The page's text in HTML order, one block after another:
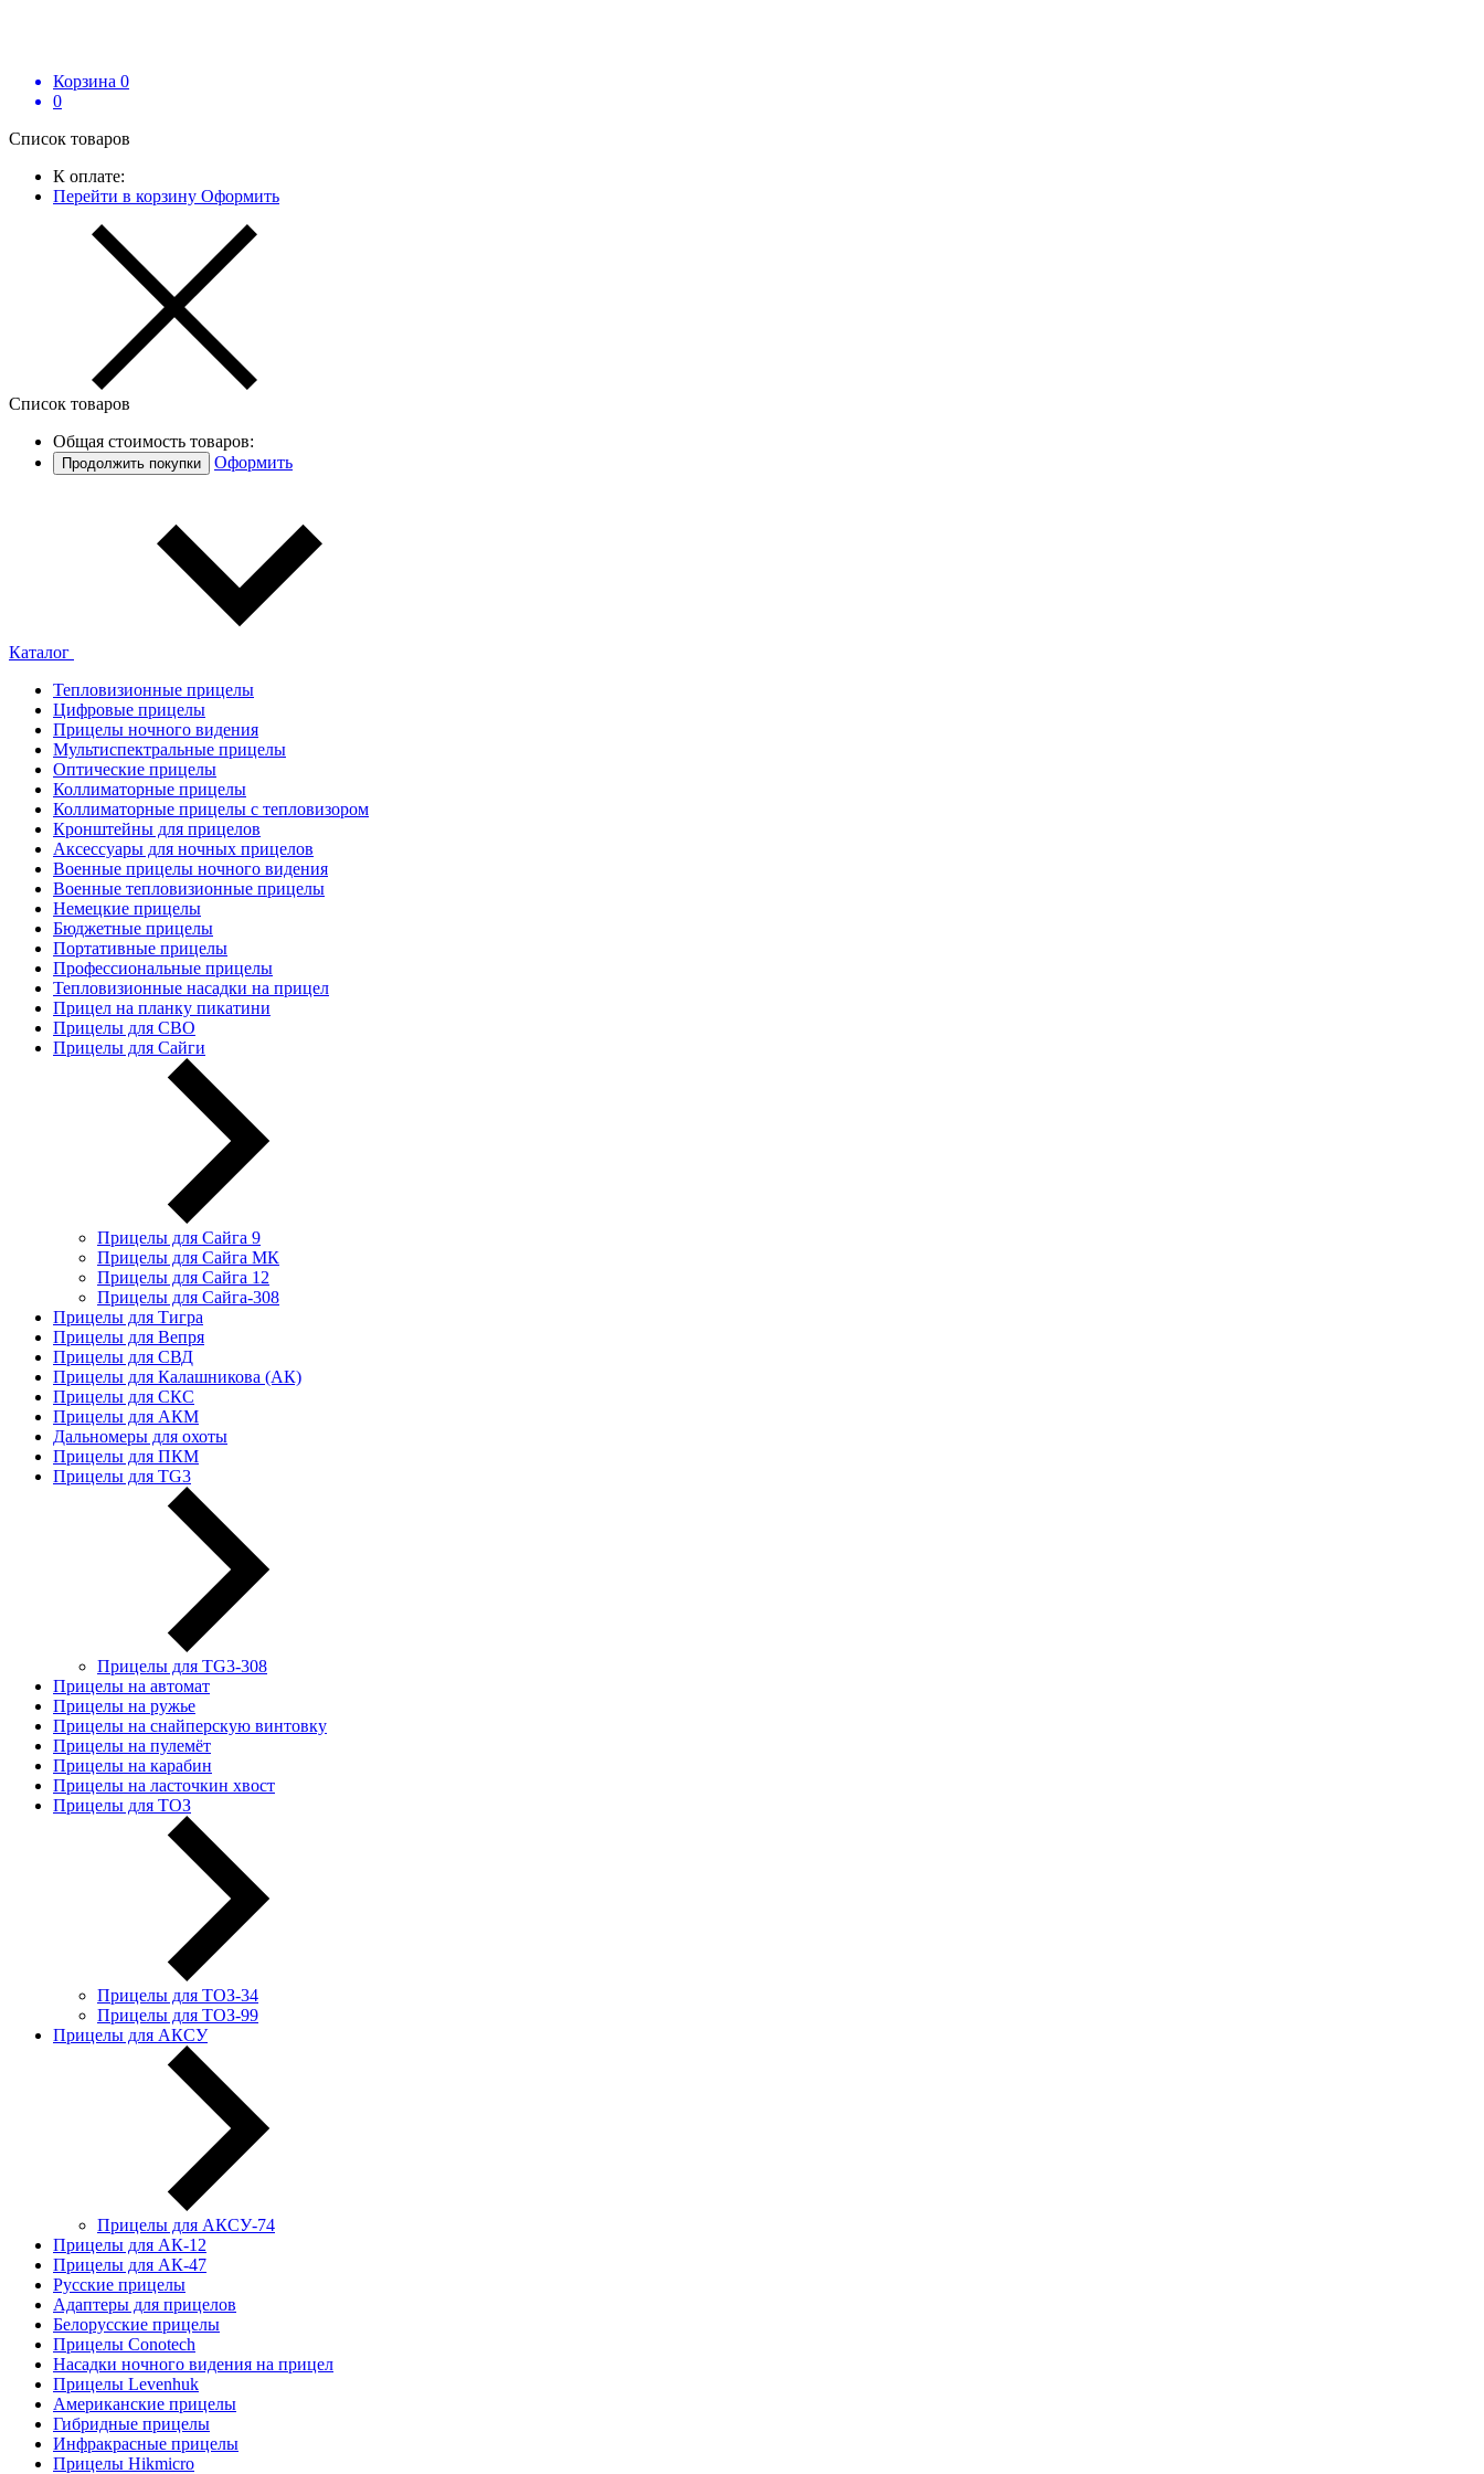
Корзина 0
0
Список товаров
К оплате:
Перейти в корзину Оформить
Список товаров
Общая стоимость товаров:
Продолжить покупки Оформить
Каталог
Тепловизионные прицелы
Цифровые прицелы
Прицелы ночного видения
Мультиспектральные прицелы
Оптические прицелы
Коллиматорные прицелы
Коллиматорные прицелы с тепловизором
Кронштейны для прицелов
Аксессуары для ночных прицелов
Военные прицелы ночного видения
Военные тепловизионные прицелы
Немецкие прицелы
Бюджетные прицелы
Портативные прицелы
Профессиональные прицелы
Тепловизионные насадки на прицел
Прицел на планку пикатини
Прицелы для СВО
Прицелы для Сайги
Прицелы для Сайга 9
Прицелы для Сайга МК
Прицелы для Сайга 12
Прицелы для Сайга-308
Прицелы для Тигра
Прицелы для Вепря
Прицелы для СВД
Прицелы для Калашникова (АК)
Прицелы для СКС
Прицелы для АКМ
Дальномеры для охоты
Прицелы для ПКМ
Прицелы для TG3
Прицелы для TG3-308
Прицелы на автомат
Прицелы на ружье
Прицелы на снайперскую винтовку
Прицелы на пулемёт
Прицелы на карабин
Прицелы на ласточкин хвост
Прицелы для ТОЗ
Прицелы для ТОЗ-34
Прицелы для ТОЗ-99
Прицелы для АКСУ
Прицелы для АКСУ-74
Прицелы для АК-12
Прицелы для АК-47
Русские прицелы
Адаптеры для прицелов
Белорусские прицелы
Прицелы Conotech
Насадки ночного видения на прицел
Прицелы Levenhuk
Американские прицелы
Гибридные прицелы
Инфракрасные прицелы
Прицелы Hikmicro